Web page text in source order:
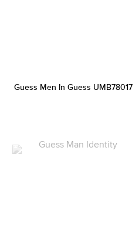
Guess Men In Guess UMB78017